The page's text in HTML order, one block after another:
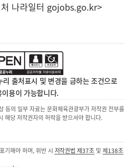
나라일터 gojobs.go.kr>
출처표시 및 변경을 금하는 조건으로
이용이 가능합니다.
등의 일부 자료는 문화체육관광부가 저작권 전부를
해당 저작권자의 허락을 받으셔야 합니다.
기해야 하며, 위반 시 저작권법 제37조 및제138조